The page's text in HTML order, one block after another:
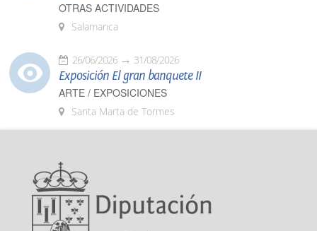
OTRAS ACTIVIDADES
Salamanca
26/06/2026 31/08/2026
Exposición El gran banquete II
ARTE / EXPOSICIONES
Santa Marta de Tormes